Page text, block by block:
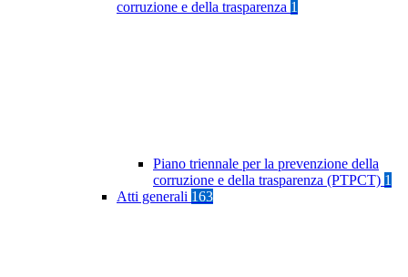
corruzione e della trasparenza 1
Piano triennale per la prevenzione della
corruzione e della trasparenza (PTPCT) 1
Atti generali 163